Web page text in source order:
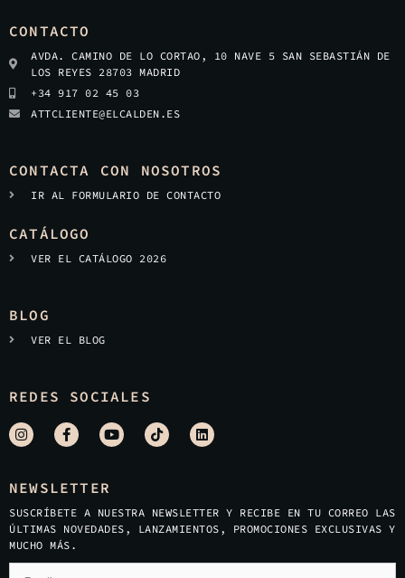
CONTACTO
AVDA. CAMINO DE LO CORTAO, 10 NAVE 5 SAN SEBASTIÁN DE
LOS REYES 28703 MADRID
+34 917 02 45 03
ATTCLIENTE@ELCALDEN.ES
CONTACTA CON NOSOTROS
IR AL FORMULARIO DE CONTACTO
CATÁLOGO
VER EL CATÁLOGO 2026
BLOG
VER EL BLOG
REDES SOCIALES
NEWSLETTER
SUSCRÍBETE A NUESTRA NEWSLETTER Y RECIBE EN TU CORREO LAS
ÚLTIMAS NOVEDADES, LANZAMIENTOS, PROMOCIONES EXCLUSIVAS Y
MUCHO MÁS.